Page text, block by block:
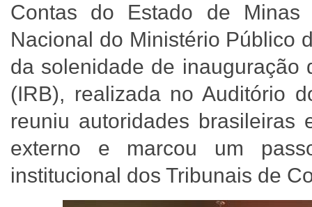
Contas do Estado de Minas
Nacional do Ministério Público
da solenidade de inauguração
(IRB), realizada no Auditório
reuniu autoridades brasileiras
externo e marcou um
institucional dos Tribunais de